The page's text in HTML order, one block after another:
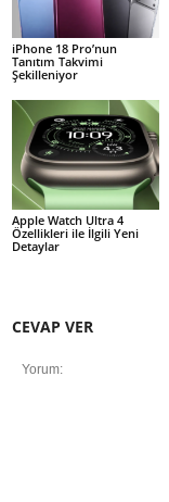
iPhone 18 Pro’nun
Tanıtım Takvimi
Şekilleniyor
Apple Watch Ultra 4
Özellikleri ile İlgili Yeni
Detaylar
CEVAP VER